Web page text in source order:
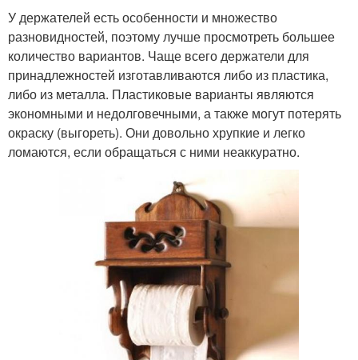
У держателей есть особенности и множество
разновидностей, поэтому лучше просмотреть большее
количество вариантов. Чаще всего держатели для
принадлежностей изготавливаются либо из пластика,
либо из металла. Пластиковые варианты являются
экономными и недолговечными, а также могут потерять
окраску (выгореть). Они довольно хрупкие и легко
ломаются, если обращаться с ними неаккуратно.